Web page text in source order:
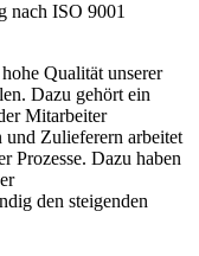
nach ISO 9001
Qualität unserer
Dazu gehört ein
Mitarbeiter
und Zulieferern arbeitet
Prozesse. Dazu haben
den steigenden